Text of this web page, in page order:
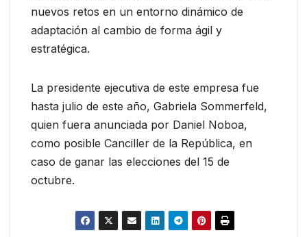
nuevos retos en un entorno dinámico de
adaptación al cambio de forma ágil y
estratégica.
La presidente ejecutiva de este empresa fue
hasta julio de este año, Gabriela Sommerfeld,
quien fuera anunciada por Daniel Noboa,
como posible Canciller de la República, en
caso de ganar las elecciones del 15 de
octubre.